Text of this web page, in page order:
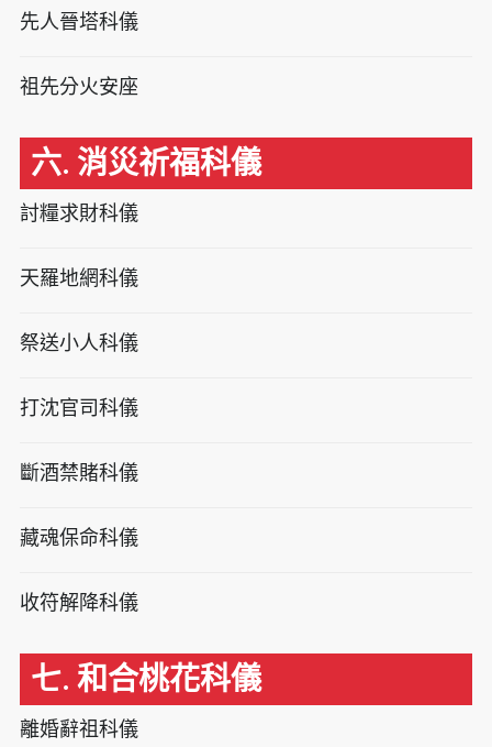
先人晉塔科儀
祖先分火安座
六. 消災祈福科儀
討糧求財科儀
天羅地網科儀
祭送小人科儀
打沈官司科儀
斷酒禁賭科儀
藏魂保命科儀
收符解降科儀
七. 和合桃花科儀
離婚辭祖科儀